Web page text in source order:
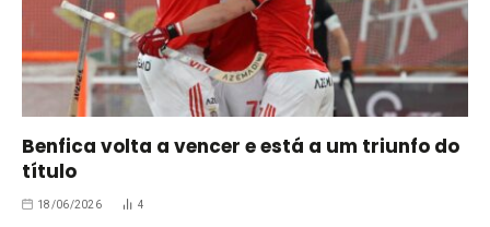
Benfica volta a vencer e está a um triunfo do
título
18/06/2026 4